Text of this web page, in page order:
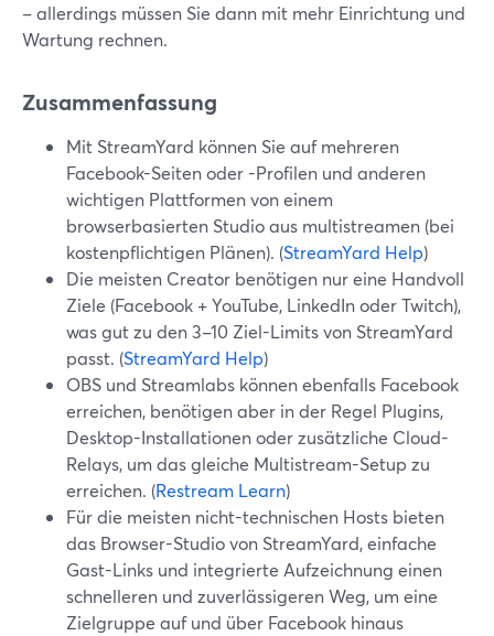
– allerdings müssen Sie dann mit mehr Einrichtung und
Wartung rechnen.
Zusammenfassung
Mit StreamYard können Sie auf mehreren
Facebook-Seiten oder -Profilen und anderen
wichtigen Plattformen von einem
browserbasierten Studio aus multistreamen (bei
kostenpflichtigen Plänen). (StreamYard Help)
Die meisten Creator benötigen nur eine Handvoll
Ziele (Facebook + YouTube, LinkedIn oder Twitch),
was gut zu den 3–10 Ziel-Limits von StreamYard
passt. (StreamYard Help)
OBS und Streamlabs können ebenfalls Facebook
erreichen, benötigen aber in der Regel Plugins,
Desktop-Installationen oder zusätzliche Cloud-
Relays, um das gleiche Multistream-Setup zu
erreichen. (Restream Learn)
Für die meisten nicht-technischen Hosts bieten
das Browser-Studio von StreamYard, einfache
Gast-Links und integrierte Aufzeichnung einen
schnelleren und zuverlässigeren Weg, um eine
Zielgruppe auf und über Facebook hinaus